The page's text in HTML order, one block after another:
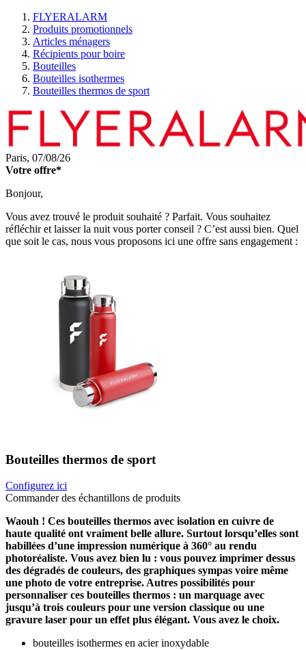
FLYERALARM
Produits promotionnels
Articles ménagers
Récipients pour boire
Bouteilles
Bouteilles isothermes
Bouteilles thermos de sport
Paris, 07/08/26
Votre offre*
Bonjour,
Vous avez trouvé le produit souhaité ? Parfait. Vous souhaitez
réfléchir et laisser la nuit vous porter conseil ? C’est aussi bien. Quel
que soit le cas, nous vous proposons ici une offre sans engagement :
Bouteilles thermos de sport
Configurez ici
Commander des échantillons de produits
Waouh ! Ces bouteilles thermos avec isolation en cuivre de
haute qualité ont vraiment belle allure. Surtout lorsqu’elles sont
habillées d’une impression numérique à 360° au rendu
photoréaliste. Vous avez bien lu : vous pouvez imprimer dessus
des dégradés de couleurs, des graphiques sympas voire même
une photo de votre entreprise. Autres possibilités pour
personnaliser ces bouteilles thermos : un marquage avec
jusqu’à trois couleurs pour une version classique ou une
gravure laser pour un effet plus élégant. Vous avez le choix.
bouteilles isothermes en acier inoxydable